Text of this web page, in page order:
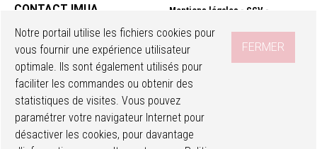
CONTACT IMUA
Contact
Nos boutiques
Mentions légales
CGV
Programme fidélité
Livraisons internationales
Accéder à mon compte
Ma wishlist
SUIVEZ-NOUS
Notre portail utilise les fichiers cookies pour
vous fournir une expérience utilisateur
optimale. Ils sont également utilisés pour
faciliter les commandes ou obtenir des
statistiques de visites. Vous pouvez
paramétrer votre navigateur Internet pour
désactiver les cookies, pour davantage
FERMER